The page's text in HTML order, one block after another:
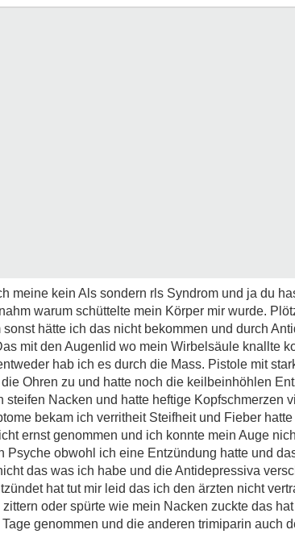
meine kein Als sondern rls Syndrom und ja du
warum schüttelte mein Körper mir wurde.
hätte ich das nicht bekommen und durch
mit den Augenlid wo mein Wirbelsäule knallte
hab ich es durch die Mass. Pistole mit
Ohren zu und hatte noch die keilbeinhöhlen
Nacken und hatte heftige Kopfschmerzen
bekam ich verritheit Steifheit und Fieber
ernst genommen und ich konnte mein Auge
Psyche obwohl ich eine Entzündung hatte und
das was ich habe und die Antidepressiva
hat tut mir leid das ich den ärzten nicht
oder spürte wie mein Nacken zuckte das
genommen und die anderen trimiparin auch